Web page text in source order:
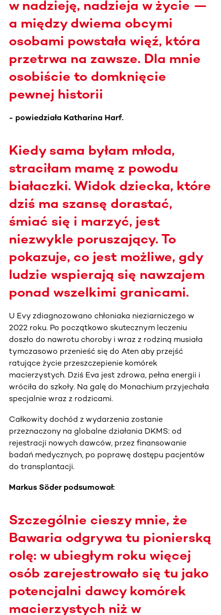
w nadzieję, nadzieja w życie —
a między dwiema obcymi
osobami powstała więź, która
przetrwa na zawsze. Dla mnie
osobiście to domknięcie
pewnej historii
- powiedziała Katharina Harf.
Kiedy sama byłam młoda,
straciłam mamę z powodu
białaczki. Widok dziecka, które
dziś ma szansę dorastać,
śmiać się i marzyć, jest
niezwykle poruszający. To
pokazuje, co jest możliwe, gdy
ludzie wspierają się nawzajem
ponad wszelkimi granicami.
U Evy zdiagnozowano chłoniaka nieziarniczego w
2022 roku. Po początkowo skutecznym leczeniu
doszło do nawrotu choroby i wraz z rodziną musiała
tymczasowo przenieść się do Aten aby przejść
ratujące życie przeszczepienie komórek
macierzystych. Dziś Eva jest zdrowa, pełna energii i
wróciła do szkoły. Na galę do Monachium przyjechała
specjalnie wraz z rodzicami.
Całkowity dochód z wydarzenia zostanie
przeznaczony na globalne działania DKMS: od
rejestracji nowych dawców, przez finansowanie
badań medycznych, po poprawę dostępu pacjentów
do transplantacji.
Markus Söder podsumował:
Szczególnie cieszy mnie, że
Bawaria odgrywa tu pionierską
rolę: w ubiegłym roku więcej
osób zarejestrowało się tu jako
potencjalni dawcy komórek
macierzystych niż w